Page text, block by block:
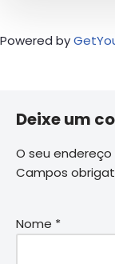
Powered by
Deixe um
O seu
Campos
Nome *